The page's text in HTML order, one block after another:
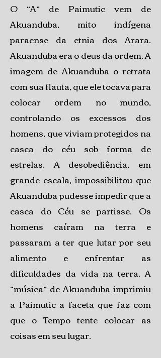
O “A” de Paimutic vem de
Akuanduba, mito indígena
paraense da etnia dos Arara.
Akuanduba era o deus da ordem. A
imagem de Akuanduba o retrata
com sua flauta, que ele tocava para
colocar ordem no mundo,
controlando os excessos dos
homens, que viviam protegidos na
casca do céu sob forma de
estrelas. A desobediência, em
grande escala, impossibilitou que
Akuanduba pudesse impedir que a
casca do Céu se partisse. Os
homens caíram na terra e
passaram a ter que lutar por seu
alimento e enfrentar as
dificuldades da vida na terra. A
“música” de Akuanduba imprimiu
a Paimutic a faceta que faz com
que o Tempo tente colocar as
coisas em seu lugar.